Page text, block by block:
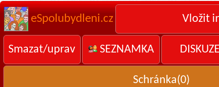
eSpolubydleni.cz Vložit
Smazat/uprav SEZNAMKA
Schránka(0)